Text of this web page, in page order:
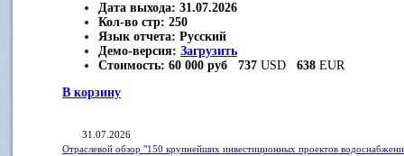
Дата выхода: 31.07.2026
Кол-во стр: 250
Язык отчета: Русский
Демо-версия: Загрузить
Стоимость: 60 000 руб 737 USD 638 EUR
В корзину
31.07.2026
Отраслевой обзор "150 крупнейших инвестиционных проектов